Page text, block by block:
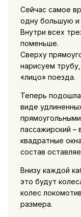
Сейчас самое
одну большую и
Внутри всех
поменьше.
Сверху
нарисуем
«лицо» поезда.
Теперь
виде
пассажирский –
квадратные
состав
Внизу каждой
это будут
колес
размера.